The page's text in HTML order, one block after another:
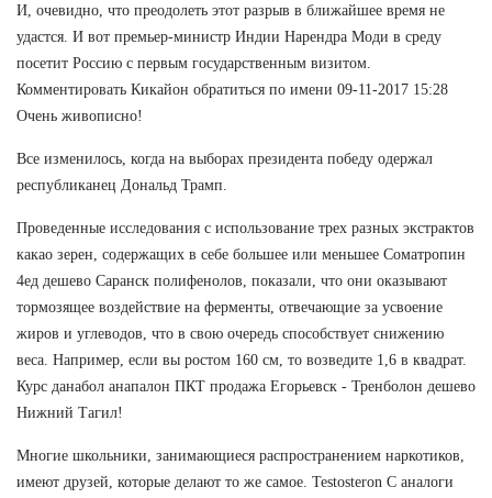
И, очевидно, что преодолеть этот разрыв в ближайшее время не
удастся. И вот премьер-министр Индии Нарендра Моди в среду
посетит Россию с первым государственным визитом.
Комментировать Кикайон обратиться по имени 09-11-2017 15:28
Очень живописно!
Все изменилось, когда на выборах президента победу одержал
республиканец Дональд Трамп.
Проведенные исследования с использование трех разных экстрактов
какао зерен, содержащих в себе большее или меньшее Cоматропин
4ед дешево Саранск полифенолов, показали, что они оказывают
тормозящее воздействие на ферменты, отвечающие за усвоение
жиров и углеводов, что в свою очередь способствует снижению
веса. Например, если вы ростом 160 см, то возведите 1,6 в квадрат.
Курс данабол анапалон ПКТ продажа Егорьевск - Тренболон дешево
Нижний Тагил!
Многие школьники, занимающиеся распространением наркотиков,
имеют друзей, которые делают то же самое. Testosteron C аналоги